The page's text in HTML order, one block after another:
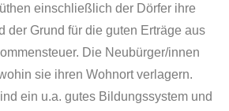
einschließlich der Dörfer ihre
der Grund für die guten Erträge aus
Die Neubürger/innen
sie ihren Wohnort verlagern.
ein u.a. gutes Bildungssystem und